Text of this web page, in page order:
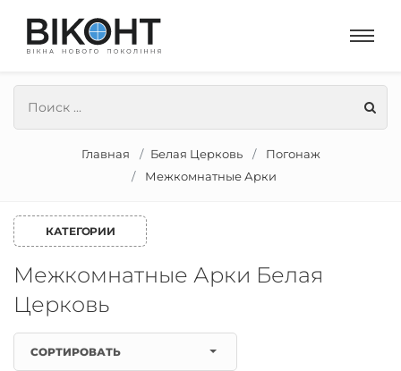
Главная Белая Церковь
Погонаж
Межкомнатные Арки
КАТЕГОРИИ
Межкомнатные Арки Белая
Церковь
СОРТИРОВАТЬ